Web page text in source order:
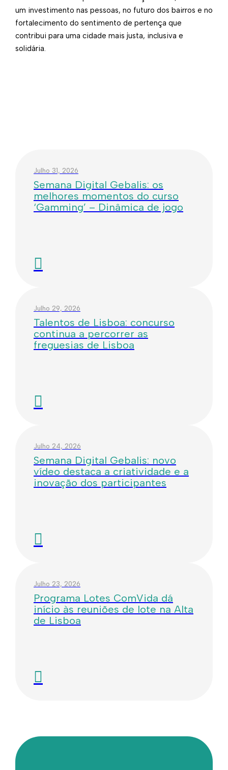
um investimento nas pessoas, no futuro dos bairros e no
fortalecimento do sentimento de pertença que
contribui para uma cidade mais justa, inclusiva e
solidária.
Julho 31, 2026
Semana Digital Gebalis: os
melhores momentos do curso
‘Gamming’ – Dinâmica de jogo
Julho 29, 2026
Talentos de Lisboa: concurso
continua a percorrer as
freguesias de Lisboa
Julho 24, 2026
Semana Digital Gebalis: novo
vídeo destaca a criatividade e a
inovação dos participantes
Julho 23, 2026
Programa Lotes ComVida dá
início às reuniões de lote na Alta
de Lisboa